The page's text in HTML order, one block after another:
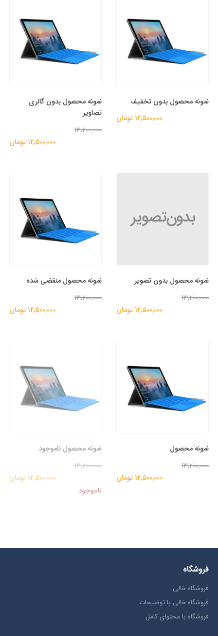
نمونه محصول بدون تخفیف
12,500,000 تومان
نمونه محصول بدون گالری
تصاویر
13,200,000
12,500,000 تومان
نمونه محصول بدون تصویر
13,200,000
12,500,000 تومان
نمونه محصول منقضی شده
13,200,000
12,500,000 تومان
نمونه محصول
13,200,000
12,500,000 تومان
نمونه محصول ناموجود
13,200,000
12,500,000 تومان
ناموجود
فروشگاه
فروشگاه خالی
فروشگاه خالی با توضیحات
فروشگاه با محتوای کامل